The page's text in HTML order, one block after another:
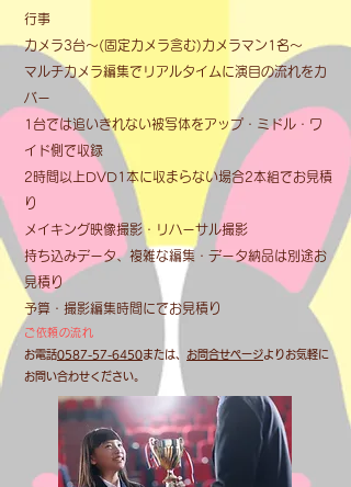
行事
カメラ3台～(固定カメラ含む)カメラマン1名～
マルチカメラ編集でリアルタイムに演目の流れをカ
バー
1台では追いきれない被写体をアップ・ミドル・ワ
イド側で収録
2時間以上DVD1本に収まらない場合2本組でお見積
り
メイキング映像撮影・リハーサル撮影
持ち込みデータ、複雑な編集・データ納品は別途お
見積り
予算・撮影編集時間にでお見積り
ご依頼の流れ
お電話0587-57-6450または、 お問合せページよりお気軽に
お問い合わせください。